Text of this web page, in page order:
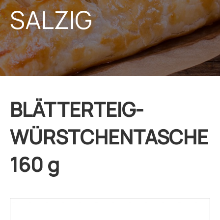
SALZIG
BLÄTTERTEIG-
WÜRSTCHENTASCHE
160 g